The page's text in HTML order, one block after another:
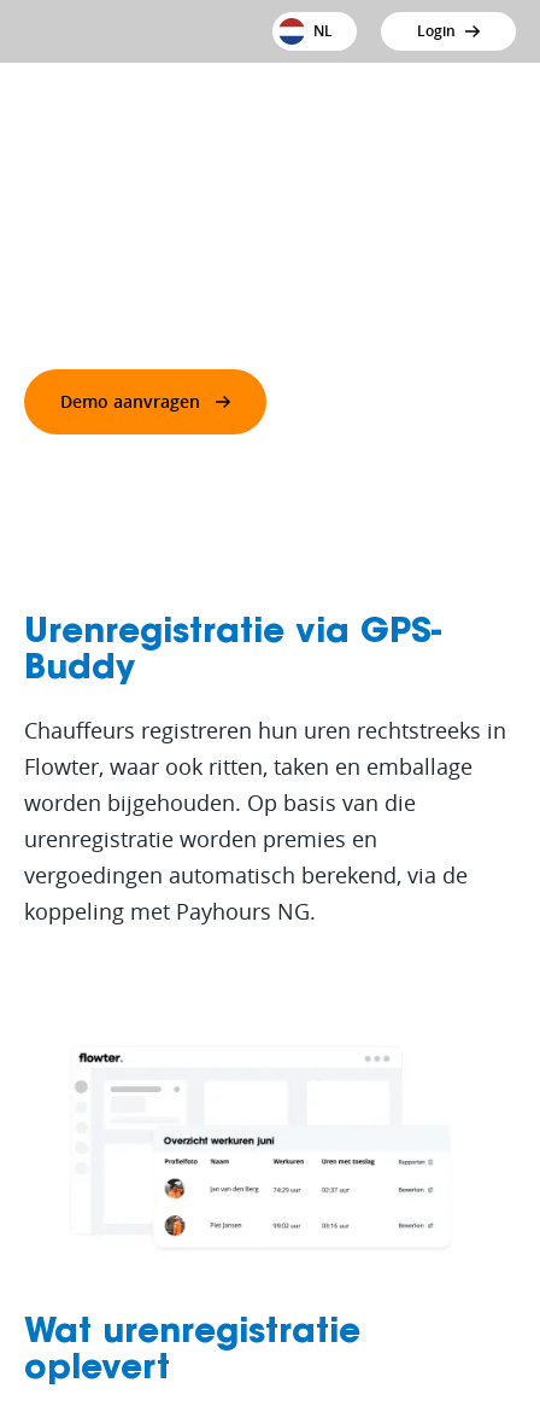
NL Login
Demo aanvragen
Urenregistratie via GPS-
Buddy
Chauffeurs registreren hun uren rechtstreeks in
Flowter, waar ook ritten, taken en emballage
worden bijgehouden. Op basis van die
urenregistratie worden premies en
vergoedingen automatisch berekend, via de
koppeling met Payhours NG.
Wat urenregistratie
oplevert